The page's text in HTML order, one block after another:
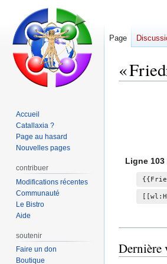
«
Ligne 103
Dernière
Page
Accueil
Catallaxia ?
Page au hasard
Nouvelles pages
contribuer
Modifications récentes
Communauté
Le Bistro
Aide
soutenir
Faire un don
Boutique